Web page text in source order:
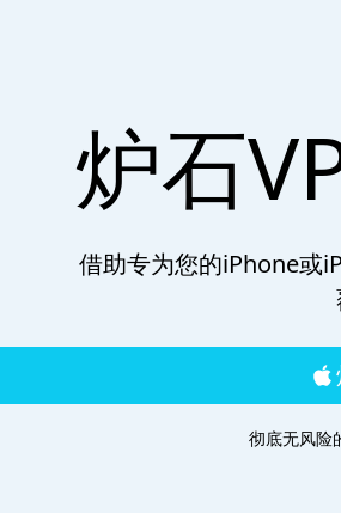
炉石
借助专为您的iPhone或
彻底无风险